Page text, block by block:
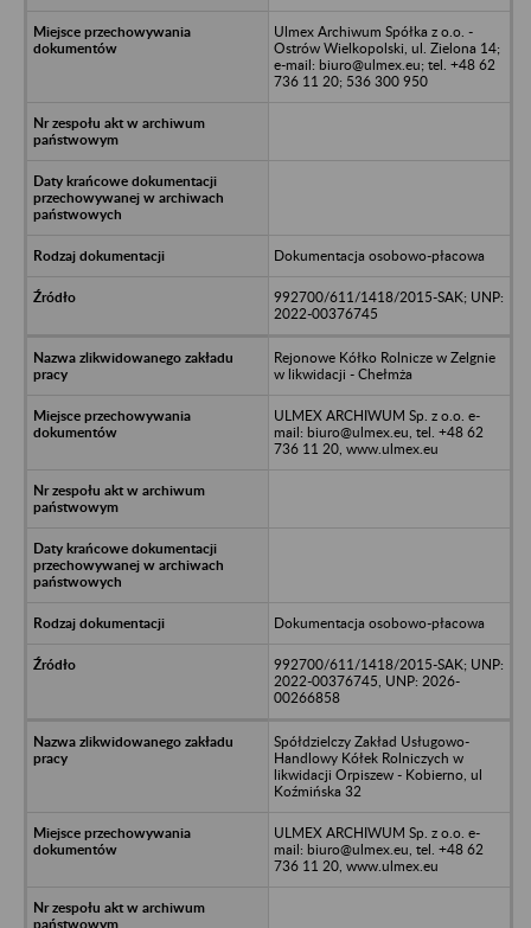
Ulmex Archiwum Spółka z o.o. -
Ostrów Wielkopolski, ul. Zielona 14;
e-mail: biuro@ulmex.eu; tel. +48 62
736 11 20; 536 300 950
Dokumentacja osobowo-płacowa
992700/611/1418/2015-SAK; UNP:
2022-00376745
Rejonowe Kółko Rolnicze w Zelgnie
w likwidacji - Chełmża
ULMEX ARCHIWUM Sp. z o.o. e-
mail: biuro@ulmex.eu, tel. +48 62
736 11 20, www.ulmex.eu
Dokumentacja osobowo-płacowa
992700/611/1418/2015-SAK; UNP:
2022-00376745, UNP: 2026-
00266858
Spółdzielczy Zakład Usługowo-
Handlowy Kółek Rolniczych w
likwidacji Orpiszew - Kobierno, ul
Koźmińska 32
ULMEX ARCHIWUM Sp. z o.o. e-
mail: biuro@ulmex.eu, tel. +48 62
736 11 20, www.ulmex.eu